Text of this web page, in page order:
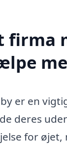
firma
er en
deres
for